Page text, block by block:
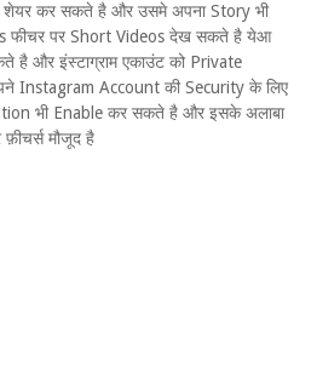
शेयर कर सकते है और उसमे अपना Story भी
फीचर पर Short Videos देख सकते है येआ
है और इंस्टाग्राम एकाउंट को Private
Instagram Account की Security के लिए
भी Enable कर सकते है और इसके अलाबा
मौजूद है